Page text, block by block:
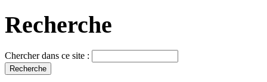
Recherche
Chercher dans ce site :